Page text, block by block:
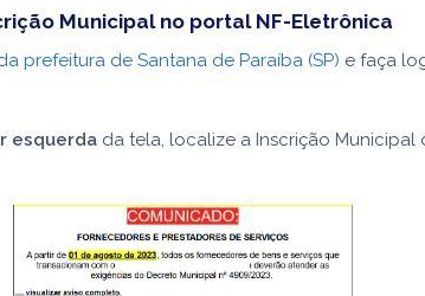
Municipal no portal NF-Eletrônica
prefeitura de Santana de Paraíba (SP) e faça
esquerda da tela, localize a Inscrição Municipal